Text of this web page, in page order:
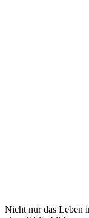
Nicht nur das Leben